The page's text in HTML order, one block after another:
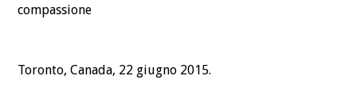
CHI
Toronto, Canada, 22 giugno 2015.